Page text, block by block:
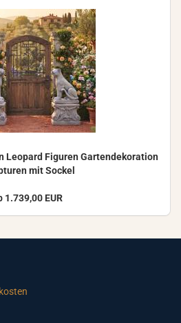
Leo­pard Fi­gu­ren Gar­ten­de­ko­ra­ti­on
mit So­ckel
1.739,00 EUR